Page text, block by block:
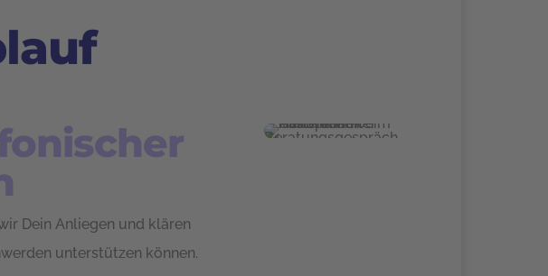
Dein Anliegen und klären
unterstützen können.